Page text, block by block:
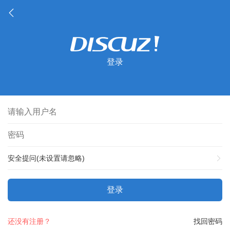
登录
安全提问(未设置请忽略)
登录
找回密码
还没有注册？